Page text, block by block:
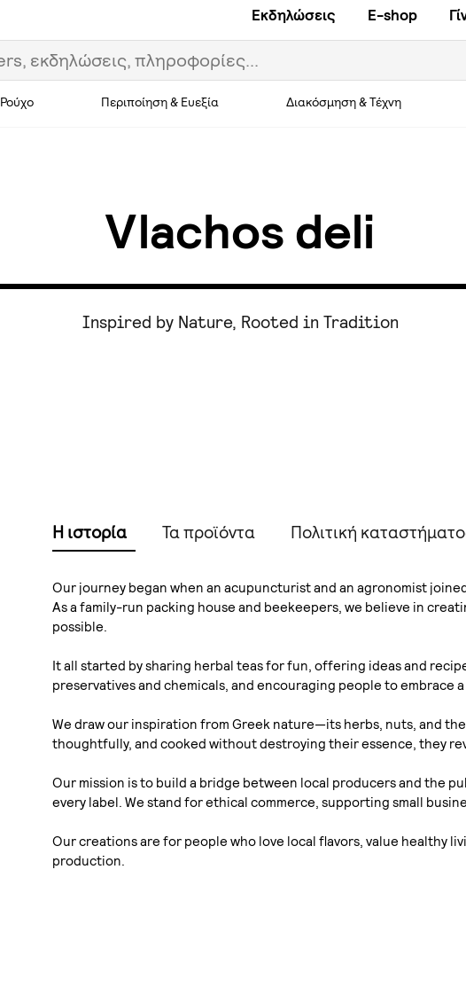
Εκδηλώσεις E-shop
Ρούχο Περιποίηση & Ευεξία Διακόσμηση & Τέχνη
Vlachos deli
Inspired by Nature, Rooted in Tradition
Η ιστορία Τα προϊόντα Πολιτική
Our journey began when an acupuncturist and an agronomist
As a family-run packing house and beekeepers, we believe in
possible.
It all started by sharing herbal teas for fun, offering ideas and
preservatives and chemicals, and encouraging people to embrace
We draw our inspiration from Greek nature—its herbs, nuts, and
thoughtfully, and cooked without destroying their essence, they
Our mission is to build a bridge between local producers and the
every label. We stand for ethical commerce, supporting small
Our creations are for people who love local flavors, value healthy
production.